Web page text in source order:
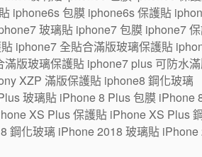
iphone6s 包膜 iphone6s 保護貼
玻璃貼 iphone7 包膜 iphone7
iphone7 全貼合滿版玻璃保護貼
版玻璃保護貼 iphone7 plus 可防水
XZP 滿版保護貼 iphone8 鋼化玻璃
玻璃貼 iPhone 8 Plus 包膜 iPhone
XS Plus 保護貼 iPhone XS Plus
鋼化玻璃 iPhone 2018 玻璃貼 iPhone